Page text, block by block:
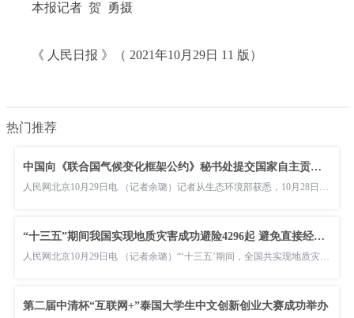
本报记者 贺 勇摄
《 人民日报 》（ 2021年10月29日 11 版）
热门推荐
中国向《联合国气候变化框架公约》秘书处提交国家自主贡献成效和新目标举措
人民网北京10月29日电 （记者余璐）记者从生态环境部获悉，10月28日，中国《联合国气候变化框架公约》国家联络人向《联合国气候变化框架公
“十三五”期间我国实现地质灾害成功避险4296起 避免直接经济损失约50亿元
人民网北京10月29日电 （记者余璐）“‘十三五’期间，全国共实现地质灾害成功避险4296起，涉及可能伤亡人员约14 6万人，避免直接经济损失
第二届中清杯“互联网+”泰国大学生中文创新创业大赛成功举办